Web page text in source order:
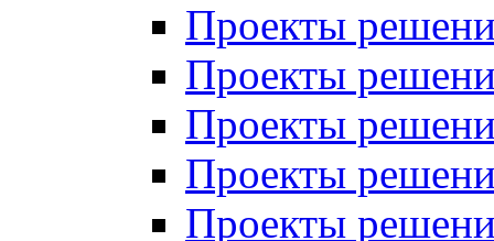
Проекты
Проекты
Проекты
Проекты
Проекты